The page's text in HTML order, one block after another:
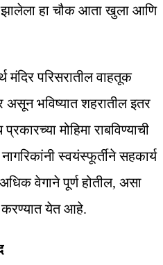
हा चौक आता खुला आणि
मंदिर परिसरातील वाहतूक
असून भविष्यात शहरातील इतर
मोहिमा राबविण्याची
स्वयंस्फूर्तीने सहकार्य
वेगाने पूर्ण होतील, असा
करण्यात येत आहे.